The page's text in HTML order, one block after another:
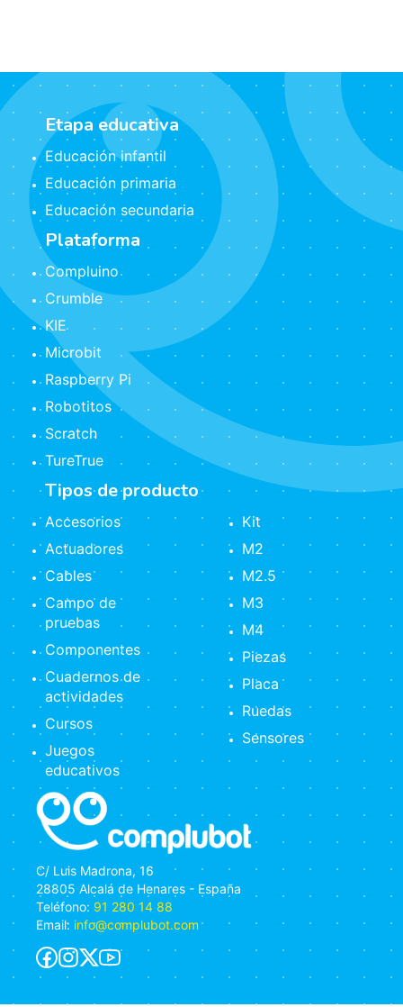
C/ Luis Madrona, 16
28805 Alcalá de Henares - España
Teléfono: 91 280 14 88
Email: info@complubot.com
Etapa educativa
Educación infantil
Educación primaria
Educación secundaria
Plataforma
Compluino
Crumble
KIE
Microbit
Raspberry Pi
Robotitos
Scratch
TureTrue
Tipos de producto
Accesorios
Actuadores
Cables
Campo de
pruebas
Componentes
Cuadernos de
actividades
Cursos
Juegos
educativos
Kit
M2
M2.5
M3
M4
Piezas
Placa
Ruedas
Sensores